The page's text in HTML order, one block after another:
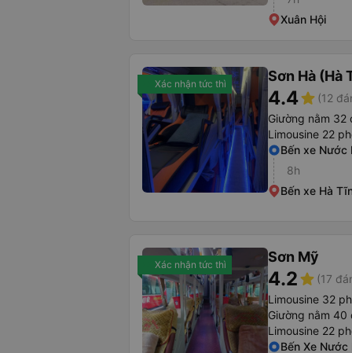
Xuân Hội
Xác nhận tức thì Sơn Hà (Hà
4.4star (12
Giường nằm 32
Limousine 22
Bến xe Nước
8h
Bến xe Hà
Xác nhận tức thì Sơn Mỹ
4.2star (17
Limousine 32
Giường nằm 40
Limousine 22
Bến Xe Nước